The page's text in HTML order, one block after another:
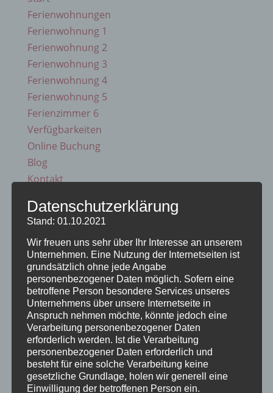
Ferienwohnungen
Ferienwohnung 1
Ferienwohnung 2
Ferienwohnung 3
Ferienwohnung 4
Ferienwohnung 5
Ferienzimmer 6
Verfügbarkeiten
Online Buchung
Blog
Kontakt
Reise Versicherung
Impressum
Last Minute Angebot April
vonHausPartale|Apr. 11, 2023|Allgäu,Angebote
Ferienwohnungen,Haus Partale
Datenschutzerklärung
Stand: 01.10.2021
Wir freuen uns sehr über Ihr Interesse an unserem
Unternehmen. Eine Nutzung der Internetseiten ist
grundsätzlich ohne jede Angabe
personenbezogener Daten möglich. Sofern eine
betroffene Person besondere Services unseres
Unternehmens über unsere Internetseite in
Anspruch nehmen möchte, könnte jedoch eine
Verarbeitung personenbezogener Daten
erforderlich werden. Ist die Verarbeitung
personenbezogener Daten erforderlich und
besteht für eine solche Verarbeitung keine
gesetzliche Grundlage, holen wir generell eine
Einwilligung der betroffenen Person ein.